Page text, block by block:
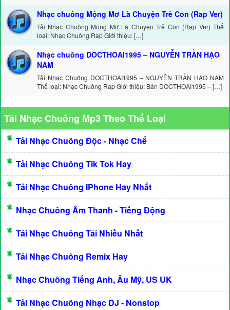
Nhạc chuông Mộng Mơ Là Chuyện Trẻ Con (Rap Ver)
Tải Nhạc Chuông Mộng Mơ Là Chuyện Trẻ Con (Rap Ver) Thể
loại: Nhạc Chuông Rap Giới thiệu: […]
Nhạc chuông DOCTHOAI1995 – NGUYỄN TRẦN HẠO
NAM
Tải Nhạc Chuông DOCTHOAI1995 – NGUYỄN TRẦN HẠO NAM
Thể loại: Nhạc Chuông Rap Giới thiệu: Bản DOCTHOAI1995 – […]
Tải Nhạc Chuông Mp3 Theo Thể Loại
Tải Nhạc Chuông Độc - Nhạc Chế
Tải Nhạc Chuông Tik Tok Hay
Tải Nhạc Chuông IPhone Hay Nhất
Nhạc Chuông Âm Thanh - Tiếng Động
Tải Nhạc Chuông Tải Nhiều Nhất
Tải Nhạc Chuông Remix Hay
Nhạc Chuông Tiếng Anh, Âu Mỹ, US UK
Tải Nhạc Chuông Nhạc DJ - Nonstop